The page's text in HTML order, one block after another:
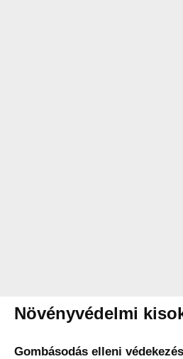
Növényvédelmi
Gombásodás elleni